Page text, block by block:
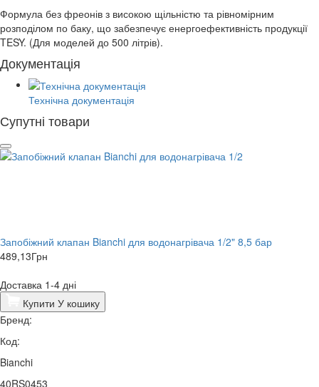
Формула без фреонів з високою щільністю та рівномірним
розподілом по баку, що забезпечує енергоефективність продукції
TESY. (Для моделей до 500 літрів).
Документація
Технічна документація
Супутні товари
Запобіжний клапан Bianchi для водонагрівача 1/2" 8,5 бар
489,13Грн
Доставка 1-4 дні
Купити У кошику
Бренд:
Код:
Bianchi
40RS0453